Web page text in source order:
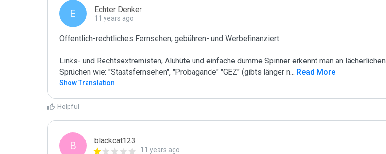
E Echter Denker
11 years ago
Öffentlich-rechtliches Fernsehen, gebühren- und Werbefinanziert.
Links- und Rechtsextremisten, Aluhüte und einfache dumme Spinner erkennt man an lächerlichen
Sprüchen wie: "Staatsfernsehen", "Probagande" "GEZ" (gibts länger n... Read More
Show Translation
Helpful
B blackcat123
11 years ago